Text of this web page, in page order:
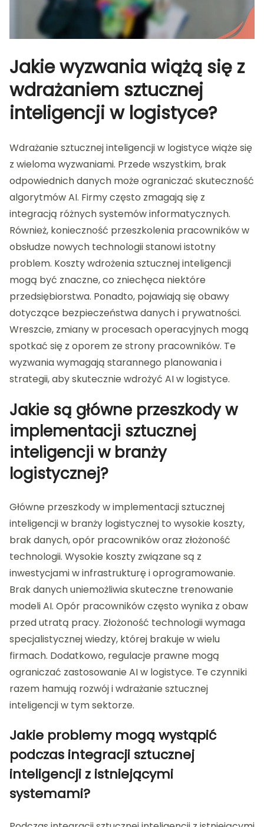
Jakie wyzwania wiążą się z
wdrażaniem sztucznej
inteligencji w logistyce?
Wdrażanie sztucznej inteligencji w logistyce wiąże się
z wieloma wyzwaniami. Przede wszystkim, brak
odpowiednich danych może ograniczać skuteczność
algorytmów AI. Firmy często zmagają się z
integracją różnych systemów informatycznych.
Również, konieczność przeszkolenia pracowników w
obsłudze nowych technologii stanowi istotny
problem. Koszty wdrożenia sztucznej inteligencji
mogą być znaczne, co zniechęca niektóre
przedsiębiorstwa. Ponadto, pojawiają się obawy
dotyczące bezpieczeństwa danych i prywatności.
Wreszcie, zmiany w procesach operacyjnych mogą
spotkać się z oporem ze strony pracowników. Te
wyzwania wymagają starannego planowania i
strategii, aby skutecznie wdrożyć AI w logistyce.
Jakie są główne przeszkody w
implementacji sztucznej
inteligencji w branży
logistycznej?
Główne przeszkody w implementacji sztucznej
inteligencji w branży logistycznej to wysokie koszty,
brak danych, opór pracowników oraz złożoność
technologii. Wysokie koszty związane są z
inwestycjami w infrastrukturę i oprogramowanie.
Brak danych uniemożliwia skuteczne trenowanie
modeli AI. Opór pracowników często wynika z obaw
przed utratą pracy. Złożoność technologii wymaga
specjalistycznej wiedzy, której brakuje w wielu
firmach. Dodatkowo, regulacje prawne mogą
ograniczać zastosowanie AI w logistyce. Te czynniki
razem hamują rozwój i wdrażanie sztucznej
inteligencji w tym sektorze.
Jakie problemy mogą wystąpić
podczas integracji sztucznej
inteligencji z istniejącymi
systemami?